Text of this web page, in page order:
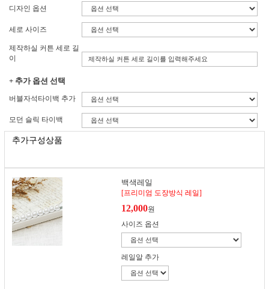
디자인 옵션
세로 사이즈
제작하실 커튼 세로 길
이
+ 추가 옵션 선택
버블자석타이백 추가
모던 슬릭 타이백
추가구성상품
백색레일
[프리미엄 도장방식 레일]
12,000원
사이즈 옵션
레일알 추가